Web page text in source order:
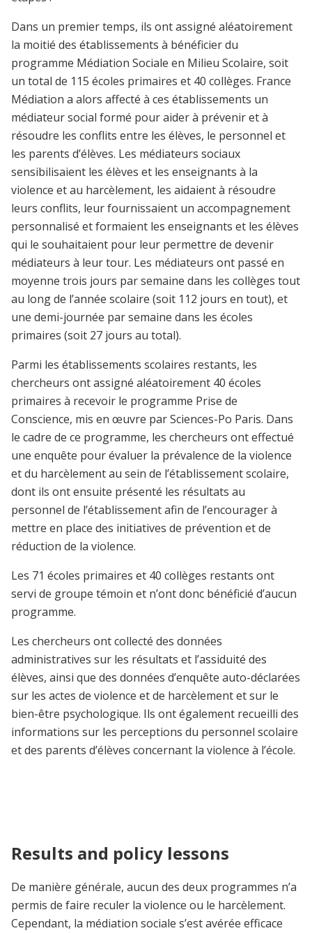
Dans un premier temps, ils ont assigné aléatoirement
la moitié des établissements à bénéficier du
programme Médiation Sociale en Milieu Scolaire, soit
un total de 115 écoles primaires et 40 collèges. France
Médiation a alors affecté à ces établissements un
médiateur social formé pour aider à prévenir et à
résoudre les conflits entre les élèves, le personnel et
les parents d’élèves. Les médiateurs sociaux
sensibilisaient les élèves et les enseignants à la
violence et au harcèlement, les aidaient à résoudre
leurs conflits, leur fournissaient un accompagnement
personnalisé et formaient les enseignants et les élèves
qui le souhaitaient pour leur permettre de devenir
médiateurs à leur tour. Les médiateurs ont passé en
moyenne trois jours par semaine dans les collèges tout
au long de l’année scolaire (soit 112 jours en tout), et
une demi-journée par semaine dans les écoles
primaires (soit 27 jours au total).
Parmi les établissements scolaires restants, les
chercheurs ont assigné aléatoirement 40 écoles
primaires à recevoir le programme Prise de
Conscience, mis en œuvre par Sciences-Po Paris. Dans
le cadre de ce programme, les chercheurs ont effectué
une enquête pour évaluer la prévalence de la violence
et du harcèlement au sein de l’établissement scolaire,
dont ils ont ensuite présenté les résultats au
personnel de l’établissement afin de l’encourager à
mettre en place des initiatives de prévention et de
réduction de la violence.
Les 71 écoles primaires et 40 collèges restants ont
servi de groupe témoin et n’ont donc bénéficié d’aucun
programme.
Les chercheurs ont collecté des données
administratives sur les résultats et l’assiduité des
élèves, ainsi que des données d’enquête auto-déclarées
sur les actes de violence et de harcèlement et sur le
bien-être psychologique. Ils ont également recueilli des
informations sur les perceptions du personnel scolaire
et des parents d’élèves concernant la violence à l’école.
Results and policy lessons
De manière générale, aucun des deux programmes n’a
permis de faire reculer la violence ou le harcèlement.
Cependant, la médiation sociale s’est avérée efficace